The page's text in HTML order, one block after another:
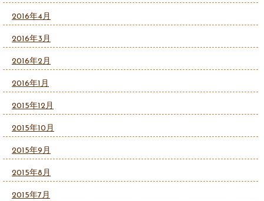
2016年4月
2016年3月
2016年2月
2016年1月
2015年12月
2015年10月
2015年9月
2015年8月
2015年7月